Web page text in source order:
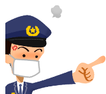
18. 匿名 2018/12/28(金) 19:29:11
スマホで自動駐車？
すごいな。